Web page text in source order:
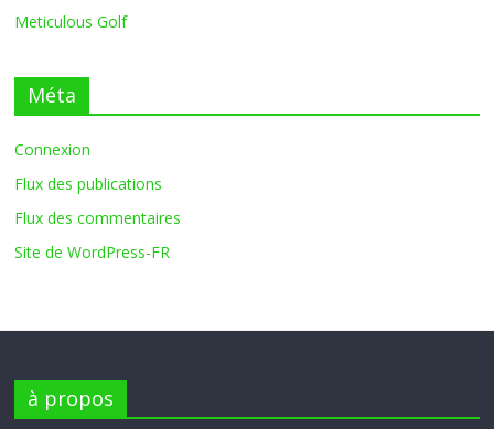
Meticulous Golf
Méta
Connexion
Flux des publications
Flux des commentaires
Site de WordPress-FR
à propos